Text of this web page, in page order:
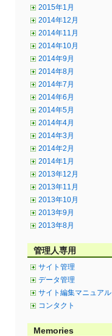
2015年1月
2014年12月
2014年11月
2014年10月
2014年9月
2014年8月
2014年7月
2014年6月
2014年5月
2014年4月
2014年3月
2014年2月
2014年1月
2013年12月
2013年11月
2013年10月
2013年9月
2013年8月
管理人専用
サイト管理
データ管理
サイト編集マニュアル
コンタクト
Memories